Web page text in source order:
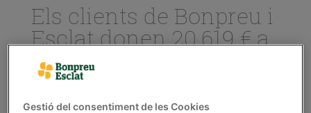
Els clients de Bonpreu i
Esclat donen 20.619 € a
La Fundació Kālida
11/de març/2021
Gestió del consentiment de les Cookies